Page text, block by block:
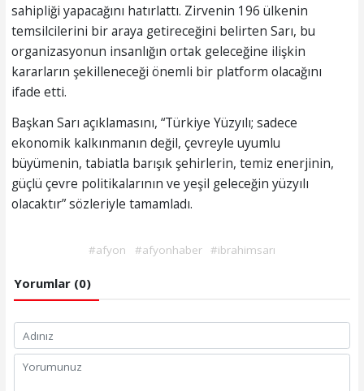
sahipliği yapacağını hatırlattı. Zirvenin 196 ülkenin
temsilcilerini bir araya getireceğini belirten Sarı, bu
organizasyonun insanlığın ortak geleceğine ilişkin
kararların şekilleneceği önemli bir platform olacağını
ifade etti.
Başkan Sarı açıklamasını, “Türkiye Yüzyılı; sadece
ekonomik kalkınmanın değil, çevreyle uyumlu
büyümenin, tabiatla barışık şehirlerin, temiz enerjinin,
güçlü çevre politikalarının ve yeşil geleceğin yüzyılı
olacaktır” sözleriyle tamamladı.
#afyon #afyonhaber #ibrahimsarı
Yorumlar (0)